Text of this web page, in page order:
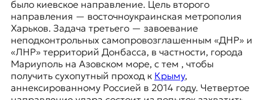
и
к
о
н
т
е
к
с
было киевское направление. Цель второго
направления — восточноукраинская метрополия
Харьков. Задача третьего — завоевание
неподконтрольных самопровозглашенным «ДНР» и
«ЛНР» территорий Донбасса, в частности, города
Мариуполь на Азовском море, с тем , чтобы
получить сухопутный проход к Крыму,
аннексированному Россией в 2014 году. Четвертое